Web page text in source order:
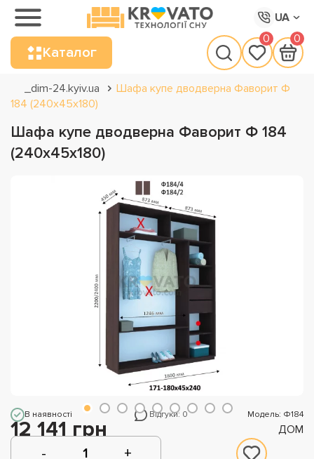
UA
Каталог
0 0
_dim-24.kyiv.ua
Шафа купе дводверна Фаворит Ф
184 (240х45х180)
Шафа купе дводверна Фаворит Ф 184
(240х45х180)
В наявності Відгуки: 0 Модель: Ф184
12 141 грн ДОМ